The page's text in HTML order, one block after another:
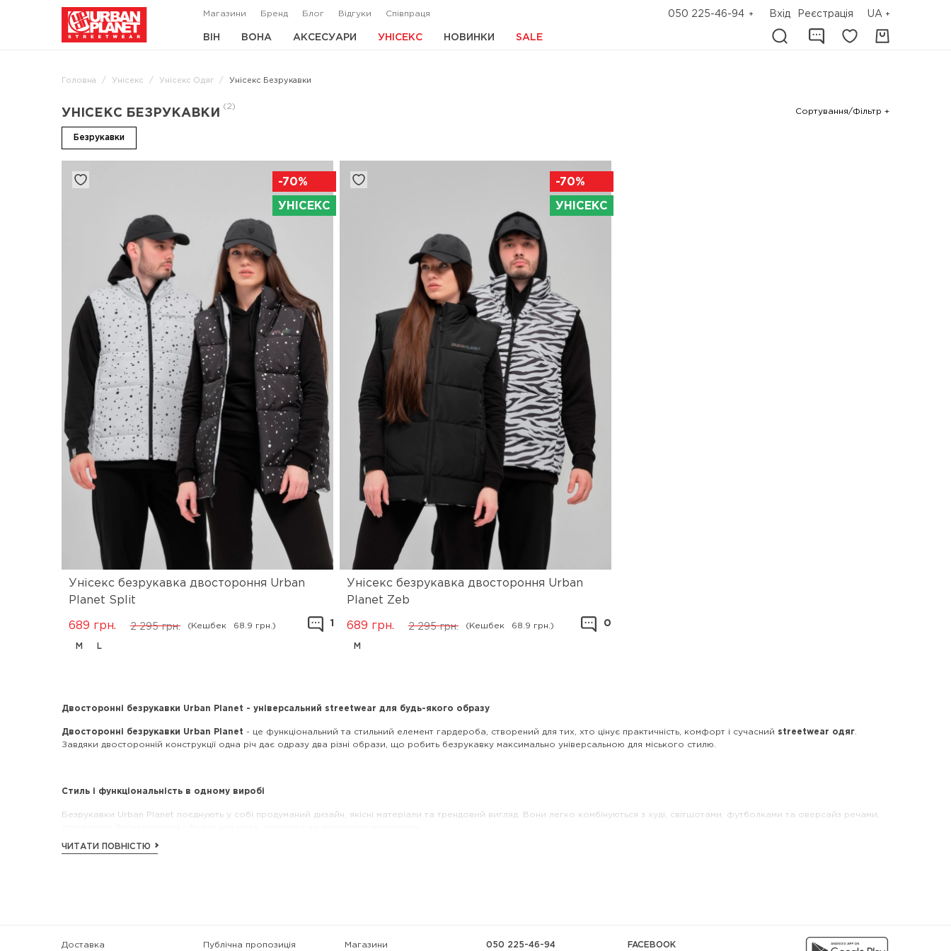
Магазини Бренд Блог Відгуки Співпраця 050 225-46-94 Вхід Реєстрація UA
ВІН ВОНА АКСЕСУАРИ УНІСЕКС НОВИНКИ SALE
Головна Унісекс Унісекс Одяг Унісекс Безрукавки
УНІСЕКС БЕЗРУКАВКИ
(2)
Сортування/Фільтр +
Безрукавки
-70%
УНІСЕКС
Унісекс безрукавка двостороння Urban
Planet Split
2 295 грн.
689 грн. (Кешбек 68.9 грн.) 1
M L
-70%
УНІСЕКС
Унісекс безрукавка двостороння Urban
Planet Zeb
2 295 грн.
689 грн. (Кешбек 68.9 грн.) 0
M
Двосторонні безрукавки Urban Planet - універсальний streetwear для будь-якого образу
Двосторонні безрукавки Urban Planet - це функціональний та стильний елемент гардероба, створений для тих, хто цінує практичність, комфорт і сучасний streetwear одяг
Завдяки двосторонній конструкції одна річ дає одразу два різні образи, що робить безрукавку максимально універсальною для міського стилю.
Стиль і функціональність в одному виробі
Безрукавки Urban Planet поєднують у собі продуманий дизайн, якісні матеріали та трендовий вигляд. Вони легко комбінуються з худі, світшотами, футболками та оверсайз речами,
Головна перевага -
комфортна посадка та свобода рухів
ЧИТАТИ ПОВНІСТЮ
Доставка Публічна пропозиція Магазини 050 225-46-94 FACEBOOK